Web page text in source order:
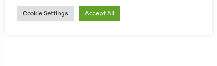
YOU MAY ALSO LIKE
Cookie Settings Accept All